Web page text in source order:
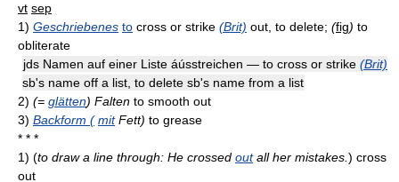
vt sep
1) Geschriebenes to cross or strike (Brit) out, to delete; (fig) to
obliterate
jds Namen auf einer Liste áússtreichen — to cross or strike (Brit)
sb's name off a list, to delete sb's name from a list
2) (= glätten) Falten to smooth out
3) Backform ( mitFett) to grease
* * *
1) (to draw a line through: He crossed outall her mistakes. ) cross
out